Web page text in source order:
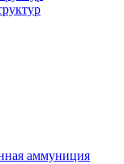
аммуниция